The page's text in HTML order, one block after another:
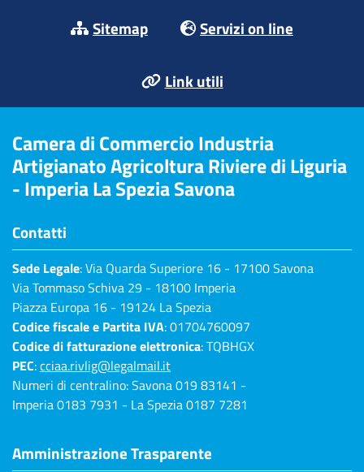
Sitemap Servizi on line
Link utili
Camera di Commercio Industria
Artigianato Agricoltura Riviere di Liguria
- Imperia La Spezia Savona
Contatti
Sede Legale: Via Quarda Superiore 16 - 17100 Savona
Via Tommaso Schiva 29 - 18100 Imperia
Piazza Europa 16 - 19124 La Spezia
Codice fiscale e Partita IVA: 01704760097
Codice di fatturazione elettronica: TQBHGX
PEC:cciaa.rivlig@legalmail.it
Numeri di centralino: Savona 019 83141 -
Imperia 0183 7931 - La Spezia 0187 7281
Amministrazione Trasparente